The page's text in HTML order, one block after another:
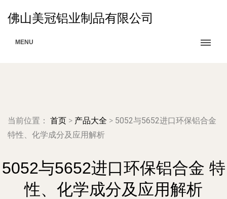
佛山美冠铝业制品有限公司
MENU
当前位置： 首页 > 产品大全 > 5052与5652进口环保铝合金
特性、化学成分及应用解析
5052与5652进口环保铝合金 特
性、化学成分及应用解析